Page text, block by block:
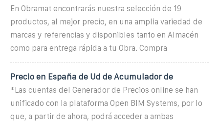
En Obramat encontrarás nuestra selección de 19
productos, al mejor precio, en una amplia variedad de
marcas y referencias y disponibles tanto en Almacén
como para entrega rápida a tu Obra. Compra
Precio en España de Ud de Acumulador de
*Las cuentas del Generador de Precios online se han
unificado con la plataforma Open BIM Systems, por lo
que, a partir de ahora, podrá acceder a ambas